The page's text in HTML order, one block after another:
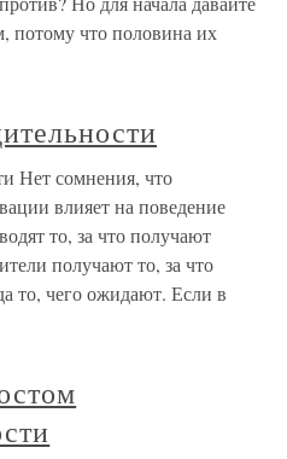
потому что половина их
Нет сомнения, что
влияет на поведение
то, за что получают
получают то, за что
то, чего ожидают. Если в